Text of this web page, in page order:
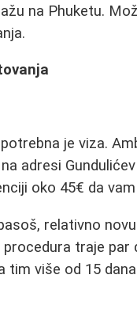
na Phuketu.
je viza.
adresi
oko 45€ da
relativno
procedura traje
tim više od 15